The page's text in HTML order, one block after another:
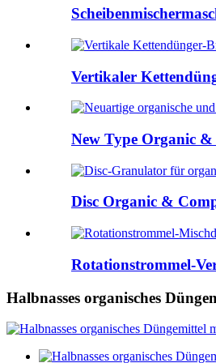
Vertikaler
New Type Organic &
Disc Organic &
Rotationstrommel-
Halbnasses organisches